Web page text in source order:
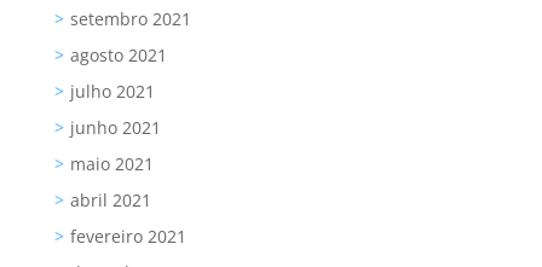
setembro 2021
agosto 2021
julho 2021
junho 2021
maio 2021
abril 2021
fevereiro 2021